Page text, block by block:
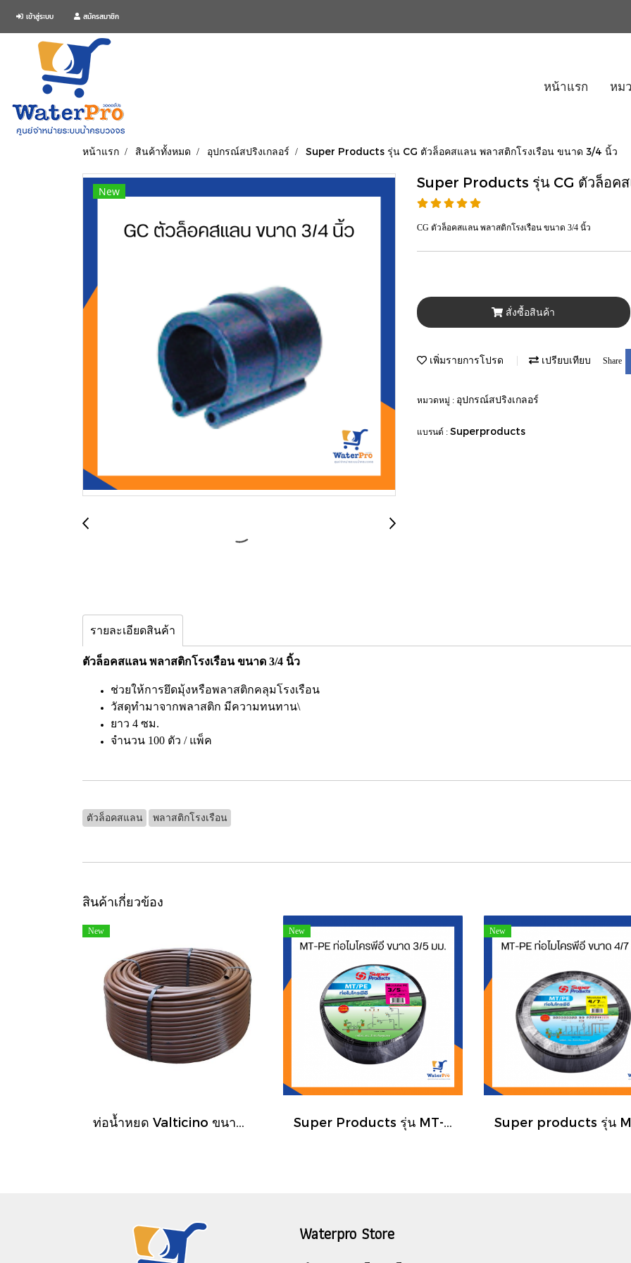
เข้าสู่ระบบ สมัครสมาชิก
หน้าแรก หม
หน้าแรก สินค้าทั้งหมด อุปกรณ์สปริงเกลอร์ Super Products รุ่น CG ตัวล็อคสแลน พลาสติกโรงเรือน ขนาด 3/4 นิ้ว
New
Super Products รุ่น CG ตัวล็อค
CG ตัวล็อคสแลน พลาสติกโรงเรือน ขนาด 3/4 นิ้ว
สั่งซื้อสินค้า
เพิ่มรายการโปรด เปรียบเทียบ Share
หมวดหมู่ : อุปกรณ์สปริงเกลอร์
แบรนด์ : Superproducts
รายละเอียดสินค้า
ตัวล็อคสแลน พลาสติกโรงเรือน ขนาด 3/4 นิ้ว
ช่วยให้การยึดมุ้งหรือพลาสติกคลุมโรงเรือน
วัสดุทำมาจากพลาสติก มีความทนทาน\
ยาว 4 ซม.
จำนวน 100 ตัว / แพ็ค
ตัวล็อคสแลน พลาสติกโรงเรือน
สินค้าเกี่ยวข้อง
New
ท่อน้ำหยด Valticino ขนาด 17 มม. ยาว 500 ฟุต/ม้วน
New
Super Products รุ่น MT-PE ท่อไมโครพีอี ขนาด 3/5 มม.
New
Waterpro Store